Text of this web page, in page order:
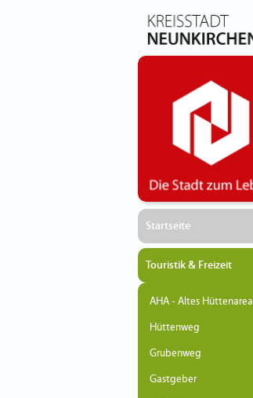
Startseite
Touristik & Freizeit
AHA - Altes Hüttenareal
Hüttenweg
Grubenweg
Gastgeber